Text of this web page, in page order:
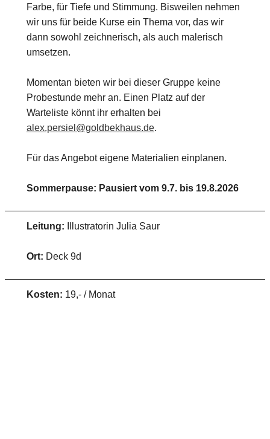
Farbe, für Tiefe und Stimmung. Bisweilen nehmen
wir uns für beide Kurse ein Thema vor, das wir
dann sowohl zeichnerisch, als auch malerisch
umsetzen.
Momentan bieten wir bei dieser Gruppe keine
Probestunde mehr an. Einen Platz auf der
Warteliste könnt ihr erhalten bei
alex.persiel@goldbekhaus.de.
Für das Angebot eigene Materialien einplanen.
Sommerpause: Pausiert vom 9.7. bis 19.8.2026
Leitung: Illustratorin Julia Saur
Ort: Deck 9d
Kosten: 19,- / Monat